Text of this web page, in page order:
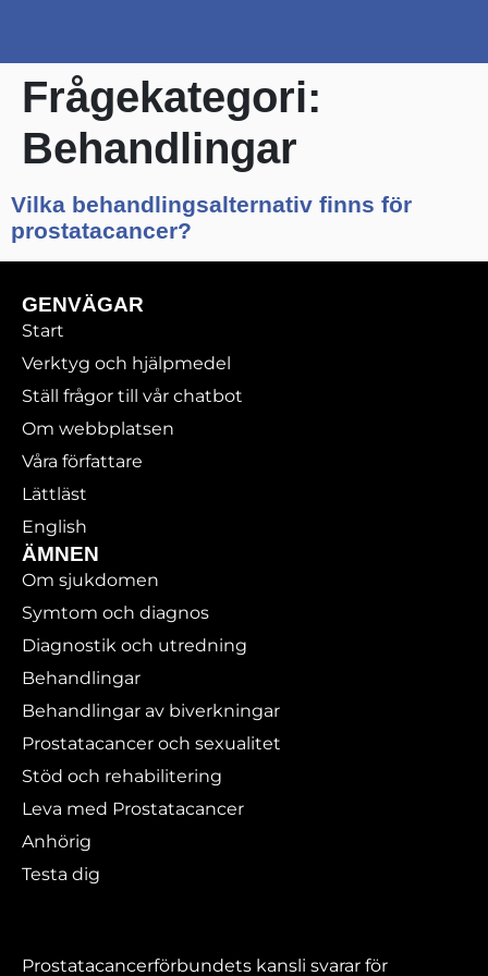
Frågekategori:
Behandlingar
Vilka behandlingsalternativ finns för
prostatacancer?
GENVÄGAR
Start
Verktyg och hjälpmedel
Ställ frågor till vår chatbot
Om webbplatsen
Våra författare
Lättläst
English
ÄMNEN
Om sjukdomen
Symtom och diagnos
Diagnostik och utredning
Behandlingar
Behandlingar av biverkningar
Prostatacancer och sexualitet
Stöd och rehabilitering
Leva med Prostatacancer
Anhörig
Testa dig
Prostatacancerförbundets kansli svarar för